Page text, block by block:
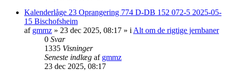
Kalenderlåge 23 Oprangering 774 D-DB 152 072-5 2025-05-
15 Bischofsheim
af gmmz » 23 dec 2025, 08:17 » i Alt om de rigtige jernbaner
0 Svar
1335 Visninger
Seneste indlæg af gmmz
23 dec 2025, 08:17